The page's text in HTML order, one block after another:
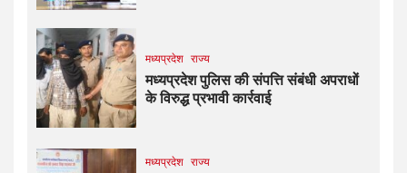
मध्यप्रदेश राज्य
मध्यप्रदेश पुलिस की संपत्ति संबंधी अपराधों
के विरुद्ध प्रभावी कार्रवाई
मध्यप्रदेश राज्य